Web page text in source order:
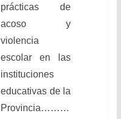
prácticas de
acoso y
violencia
escolar en las
instituciones
educativas de la
Provincia………